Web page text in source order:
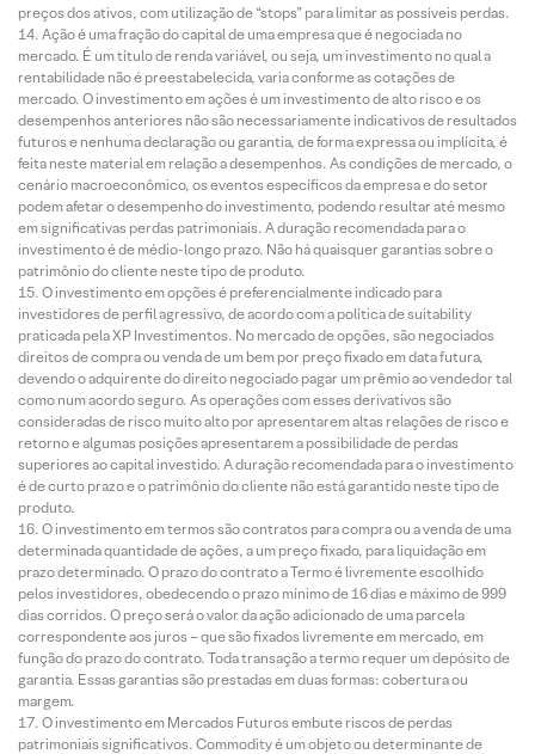
preços dos ativos, com utilização de “stops” para limitar as possíveis perdas.
Ação é uma fração do capital de uma empresa que é negociada no
mercado. É um título de renda variável, ou seja, um investimento no qual a
rentabilidade não é preestabelecida, varia conforme as cotações de
mercado. O investimento em ações é um investimento de alto risco e os
desempenhos anteriores não são necessariamente indicativos de resultados
futuros e nenhuma declaração ou garantia, de forma expressa ou implícita, é
feita neste material em relação a desempenhos. As condições de mercado, o
cenário macroeconômico, os eventos específicos da empresa e do setor
podem afetar o desempenho do investimento, podendo resultar até mesmo
em significativas perdas patrimoniais. A duração recomendada para o
investimento é de médio-longo prazo. Não há quaisquer garantias sobre o
patrimônio do cliente neste tipo de produto.
O investimento em opções é preferencialmente indicado para
investidores de perfil agressivo, de acordo com a política de suitability
praticada pela XP Investimentos. No mercado de opções, são negociados
direitos de compra ou venda de um bem por preço fixado em data futura,
devendo o adquirente do direito negociado pagar um prêmio ao vendedor tal
como num acordo seguro. As operações com esses derivativos são
consideradas de risco muito alto por apresentarem altas relações de risco e
retorno e algumas posições apresentarem a possibilidade de perdas
superiores ao capital investido. A duração recomendada para o investimento
é de curto prazo e o patrimônio do cliente não está garantido neste tipo de
produto.
O investimento em termos são contratos para compra ou a venda de uma
determinada quantidade de ações, a um preço fixado, para liquidação em
prazo determinado. O prazo do contrato a Termo é livremente escolhido
pelos investidores, obedecendo o prazo mínimo de 16 dias e máximo de 999
dias corridos. O preço será o valor da ação adicionado de uma parcela
correspondente aos juros – que são fixados livremente em mercado, em
função do prazo do contrato. Toda transação a termo requer um depósito de
garantia. Essas garantias são prestadas em duas formas: cobertura ou
margem.
O investimento em Mercados Futuros embute riscos de perdas
patrimoniais significativos. Commodity é um objeto ou determinante de